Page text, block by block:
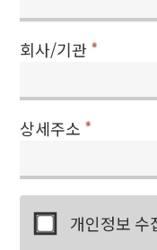
회사/기관*
상세주소*
개인정보 수